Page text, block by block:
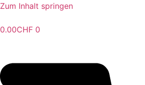
Zum Inhalt springen
0.00CHF 0